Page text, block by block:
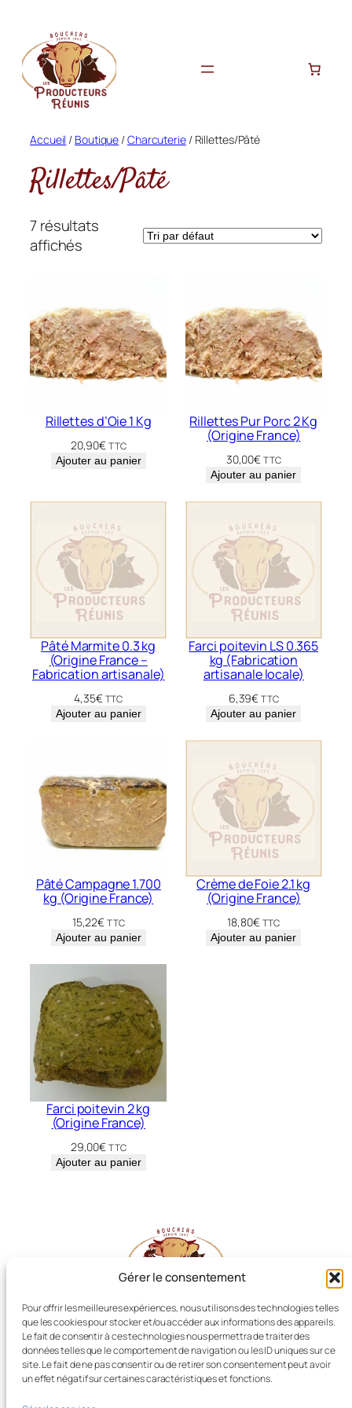
Gérer le consentement
Pour offrir les meilleures expériences, nous utilisons des technologies telles
que les cookies pour stocker et/ou accéder aux informations des appareils.
Le fait de consentir à ces technologies nous permettra de traiter des
données telles que le comportement de navigation ou les ID uniques sur ce
site. Le fait de ne pas consentir ou de retirer son consentement peut avoir
un effet négatif sur certaines caractéristiques et fonctions.
contenu
Accueil / Boutique /Charcuterie/ Rillettes/Pâté
Rillettes/Pâté
7 résultats
affichés
Rillettes d’Oie 1 Kg
20,90€ TTC
Ajouter au panier
Rillettes Pur Porc 2 Kg
(Origine France)
30,00€ TTC
Ajouter au panier
Pâté Marmite 0.3 kg
(Origine France –
Fabrication artisanale)
4,35€ TTC
Ajouter au panier
Farci poitevin LS 0.365
kg (Fabrication
artisanale locale)
6,39€ TTC
Ajouter au panier
Pâté Campagne 1.700
kg (Origine France)
15,22€ TTC
Ajouter au panier
Crème de Foie 2.1 kg
(Origine France)
18,80€ TTC
Ajouter au panier
Farci poitevin 2 kg
(Origine France)
29,00€ TTC
Ajouter au panier
Les Producteurs Réunis
Boucherie LIOT, Dissay (86)